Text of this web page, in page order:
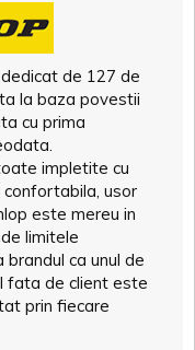
de 127 de
la baza povestii
cu prima
impletite cu
usor
este mereu in
limitele
ca unul de
fata de client este
prin fiecare